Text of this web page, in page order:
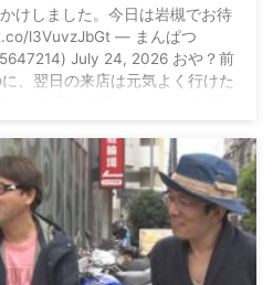
んでたという噂は聞
調が完全回復して良
けしました。今日は岩槻でお待
l3VuvzJbGt — まんぱつ
July 24, 2026 おや？前
、翌日の来店は元気よく行けた
カドさんにちゃんと謝りました